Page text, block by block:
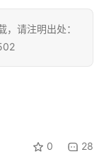
请注明出处：
0 28